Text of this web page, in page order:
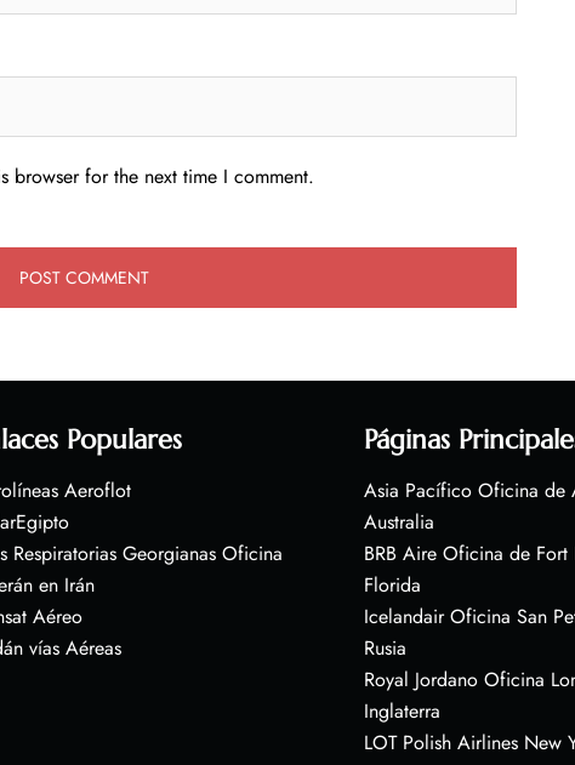
browser for the next time I comment.
Populares
Aeroflot
Respiratorias Georgianas Oficina
en Irán
Aéreo
vías Aéreas
Páginas
Asia Pacífico Oficina de
Australia
BRB Aire Oficina de Fort
Florida
Icelandair Oficina San
Rusia
Royal Jordano Oficina
Inglaterra
LOT Polish Airlines New